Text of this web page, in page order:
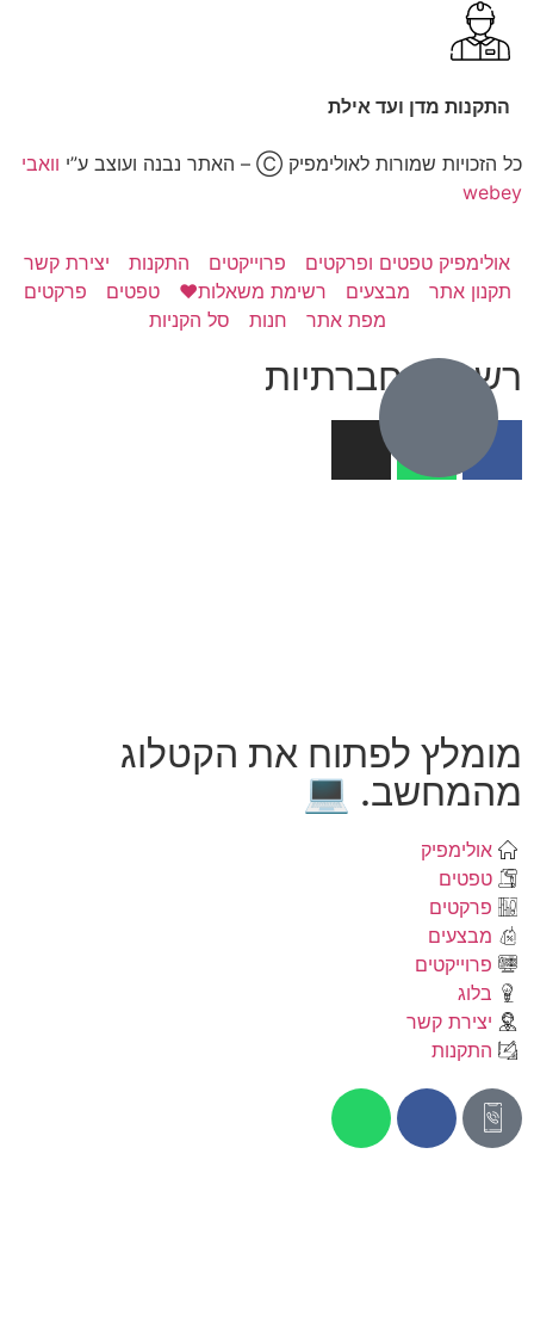
רשתות חברתיות
התקנות מדן ועד אילת
כל הזכויות שמורות לאולימפיק Ⓒ – האתר נבנה ועוצב ע”י
וואבי
webey
אולימפיק טפטים ופרקטים פרוייקטים התקנות
יצירת קשר
תקנון אתר
מבצעים רשימת משאלות❤️ טפטים
פרקטים
מפת אתר
חנות סל הקניות
מומלץ לפתוח את הקטלוג
מהמחשב. 💻
אולימפיק
טפטים
פרקטים
מבצעים
פרוייקטים
בלוג
יצירת קשר
התקנות